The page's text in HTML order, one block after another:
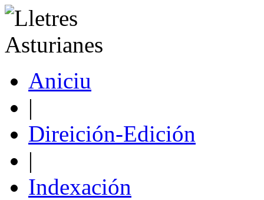
Aniciu
|
Direición-Edición
|
Indexación